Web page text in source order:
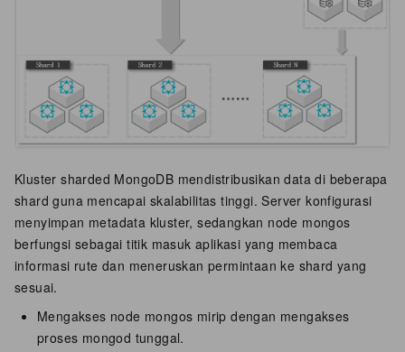
Kluster sharded MongoDB mendistribusikan data di beberapa
shard guna mencapai skalabilitas tinggi. Server konfigurasi
menyimpan metadata kluster, sedangkan node mongos
berfungsi sebagai titik masuk aplikasi yang membaca
informasi rute dan meneruskan permintaan ke shard yang
sesuai.
Mengakses node mongos mirip dengan mengakses
proses mongod tunggal.